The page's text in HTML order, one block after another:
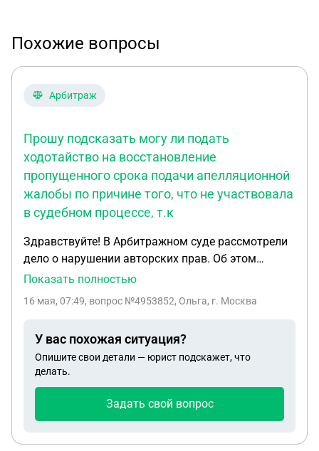
Похожие вопросы
Арбитраж
Прошу подсказать могу ли подать
ходотайство на восстановление
пропущенного срока подачи апелляционной
жалобы по причине того, что не участвовала
в судебном процессе, т.к
Здравствуйте! В Арбитражном суде рассмотрели
дело о нарушении авторских прав. Об этом
узнала только сейчас. Уведомления не поступало.
вышло. Прошу подсказать могу ли подать
срока подачи апелляционной жалобы по причине
того, что не участвовала в судебном процессе, т.к.
не была уведомлена.
Показать полностью
16 мая, 07:49, вопрос №4953852, Ольга, г. Москва
У вас похожая ситуация?
Опишите свои детали — юрист подскажет, что
делать.
Задать свой вопрос